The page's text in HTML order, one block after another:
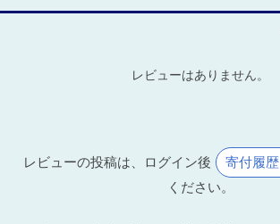
レビューはありません。
レビューの投稿は、ログイン後 寄付履歴
ください。